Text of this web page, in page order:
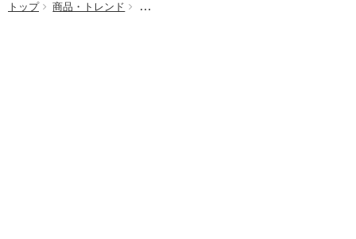
トップ 商品・トレンド シャングリ・ラ 東京、バレンタイン＆ホワイ